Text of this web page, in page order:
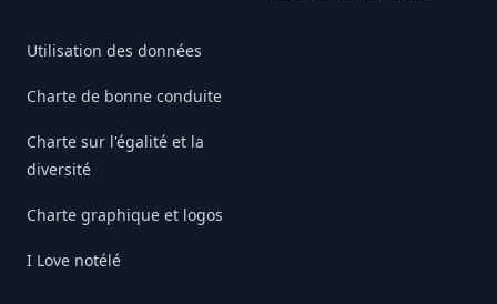
Utilisation des données
Charte de bonne conduite
Charte sur l'égalité et la
diversité
Charte graphique et logos
I Love notélé